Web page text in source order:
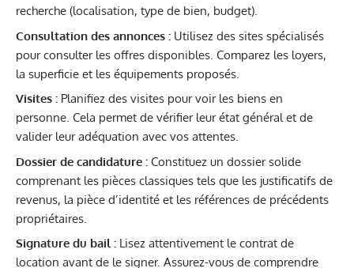
recherche (localisation, type de bien, budget).
Consultation des annonces : Utilisez des sites spécialisés
pour consulter les offres disponibles. Comparez les loyers,
la superficie et les équipements proposés.
Visites : Planifiez des visites pour voir les biens en
personne. Cela permet de vérifier leur état général et de
valider leur adéquation avec vos attentes.
Dossier de candidature : Constituez un dossier solide
comprenant les pièces classiques tels que les justificatifs de
revenus, la pièce d’identité et les références de précédents
propriétaires.
Signature du bail : Lisez attentivement le contrat de
location avant de le signer. Assurez-vous de comprendre